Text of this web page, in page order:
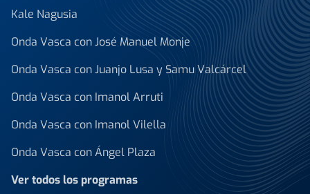
Kale Nagusia
Onda Vasca con José Manuel Monje
Onda Vasca con Juanjo Lusa y Samu Valcárcel
Onda Vasca con Imanol Arruti
Onda Vasca con Imanol Vilella
Onda Vasca con Ángel Plaza
Ver todos los programas